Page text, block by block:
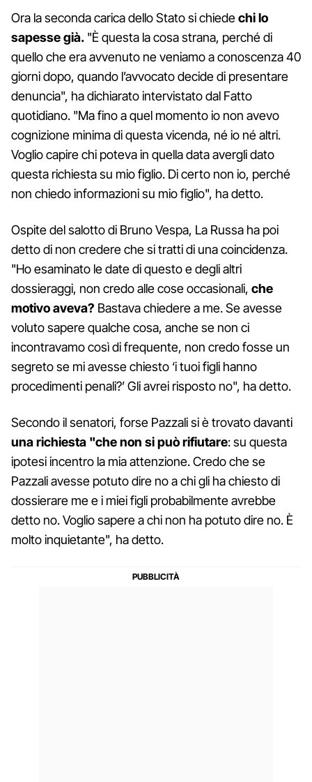
Ora la seconda carica dello Stato si chiedechi lo
sapesse già. "È questa la cosa strana, perché di
quello che era avvenuto ne veniamo a conoscenza 40
giorni dopo, quando l’avvocato decide di presentare
denuncia", ha dichiarato intervistato dal Fatto
quotidiano. "Ma fino a quel momento io non avevo
cognizione minima di questa vicenda, né io né altri.
Voglio capire chi poteva in quella data avergli dato
questa richiesta su mio figlio. Di certo non io, perché
non chiedo informazioni su mio figlio", ha detto.
Ospite del salotto di Bruno Vespa, La Russa ha poi
detto di non credere che si tratti di una coincidenza.
"Ho esaminato le date di questo e degli altri
dossieraggi, non credo alle cose occasionali, che
motivo aveva? Bastava chiedere a me. Se avesse
voluto sapere qualche cosa, anche se non ci
incontravamo così di frequente, non credo fosse un
segreto se mi avesse chiesto ‘i tuoi figli hanno
procedimenti penali?’ Gli avrei risposto no", ha detto.
Secondo il senatori, forse Pazzali si è trovato davanti
una richiesta "che non si può rifiutare: su questa
ipotesi incentro la mia attenzione. Credo che se
Pazzali avesse potuto dire no a chi gli ha chiesto di
dossierare me e i miei figli probabilmente avrebbe
detto no. Voglio sapere a chi non ha potuto dire no. È
molto inquietante", ha detto.